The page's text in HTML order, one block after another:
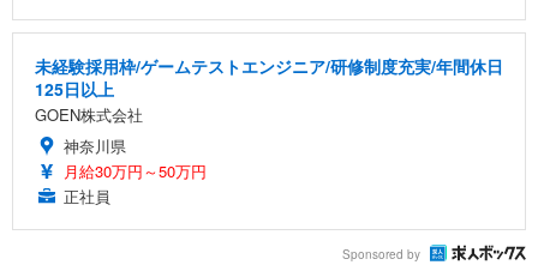
未経験採用枠/ゲームテストエンジニア/研修制度充実/年間休日
125日以上
GOEN株式会社
神奈川県
月給30万円～50万円
正社員
Sponsored by